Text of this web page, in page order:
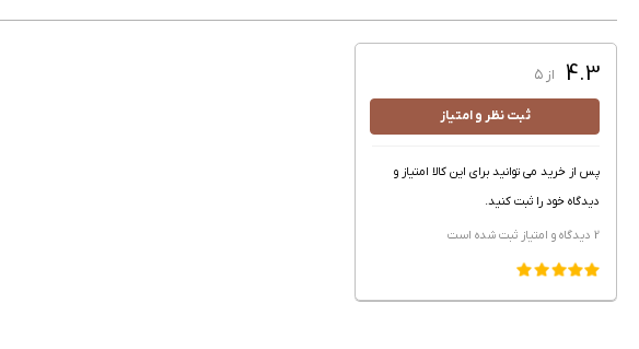
4.3 از ۵
2 دیدگاه و امتیاز ثبت شده است
پس از خرید می توانید برای این کالا امتیاز و
دیدگاه خود را ثبت کنید.
ثبت نظر و امتیاز